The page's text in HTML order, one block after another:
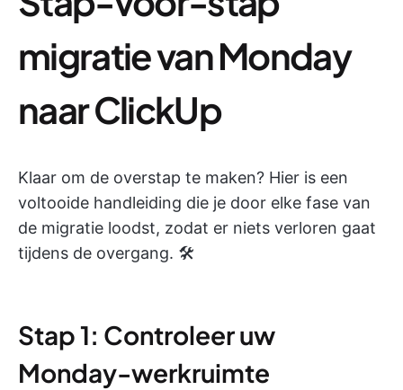
migratie van Monday
naar ClickUp
Klaar om de overstap te maken? Hier is een
voltooide handleiding die je door elke fase van
de migratie loodst, zodat er niets verloren gaat
tijdens de overgang. 🛠️
Stap 1: Controleer uw
Monday-werkruimte